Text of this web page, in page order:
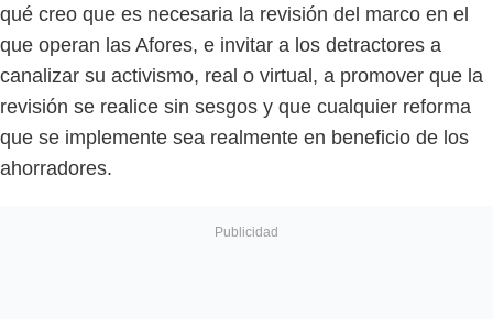
qué creo que es necesaria la revisión del marco en el
que operan las Afores, e invitar a los detractores a
canalizar su activismo, real o virtual, a promover que la
revisión se realice sin sesgos y que cualquier reforma
que se implemente sea realmente en beneficio de los
ahorradores.